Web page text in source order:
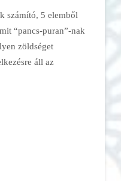
számító, 5 elemből
“pancs-puran”-nak
zöldséget
áll az